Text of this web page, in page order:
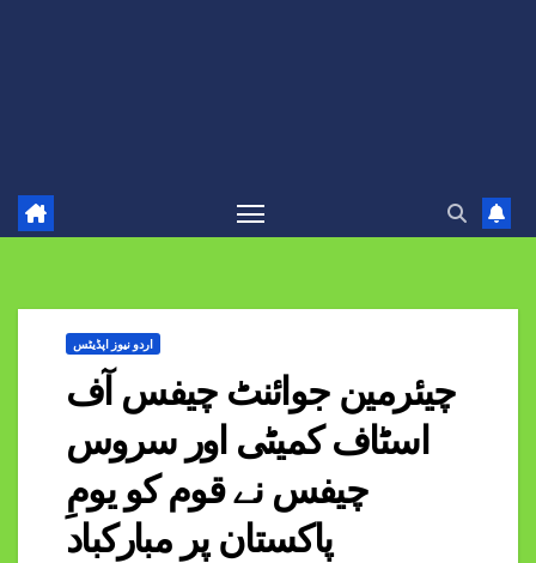
اردو نیوز اپڈیٹس
چیئرمین جوائنٹ چیفس آف
اسٹاف کمیٹی اور سروس
چیفس نے قوم کو یومِ
پاکستان پر مبارکباد